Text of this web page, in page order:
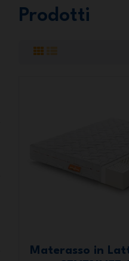
Prodotti
Materasso in